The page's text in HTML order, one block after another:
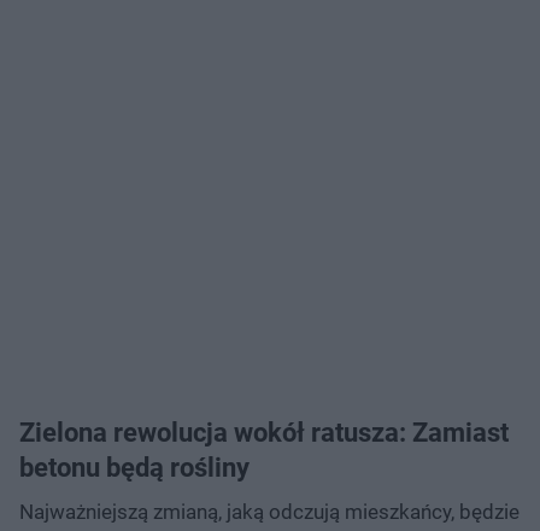
Zielona rewolucja wokół ratusza: Zamiast
betonu będą rośliny
Najważniejszą zmianą, jaką odczują mieszkańcy, będzie